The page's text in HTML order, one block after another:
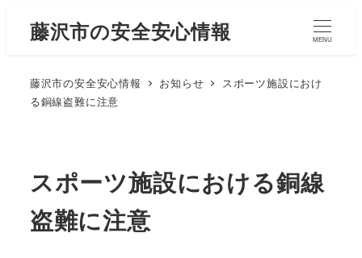
藤沢市の安全安心情報 MENU
藤沢市の安全安心情報 お知らせ
スポーツ施設におけ
る銅線盗難に注意
スポーツ施設における銅線
盗難に注意